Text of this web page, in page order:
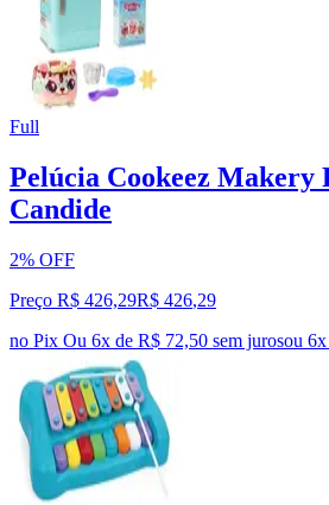
Full
Pelúcia Cookeez Makery
Candide
2% OFF
Preço R$ 426,29R$ 426,29
no Pix Ou 6x de R$ 72,50 sem jurosou 6x